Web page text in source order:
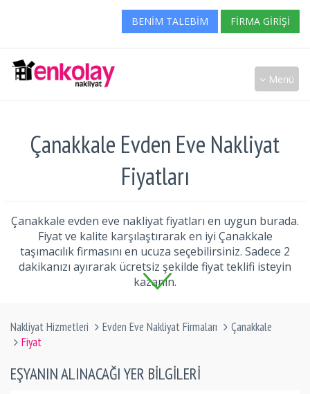
BENIM TALEBIM FIRMA GIRIŞI
Menü
Çanakkale Evden Eve Nakliyat
Fiyatları
Çanakkale evden eve nakliyat fiyatları en uygun burada.
Fiyat ve kalite karşılaştırarak en iyi Çanakkale
taşımacılık firmasını en ucuza seçebilirsiniz. Sadece 2
dakikanızı ayırarak ücretsiz şekilde fiyat teklifi isteyin
kazanın.
Nakliyat Hizmetleri Evden Eve Nakliyat Firmaları
Çanakkale
Fiyat
EŞYANIN ALINACAĞI YER BILGILERI